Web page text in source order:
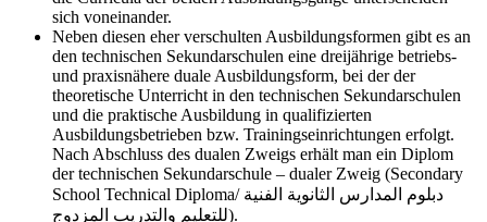
sich voneinander.
Neben diesen eher verschulten Ausbildungsformen gibt es an
den technischen Sekundarschulen eine dreijährige betriebs-
und praxisnähere duale Ausbildungsform, bei der der
theoretische Unterricht in den technischen Sekundarschulen
und die praktische Ausbildung in qualifizierten
Ausbildungsbetrieben bzw. Trainingseinrichtungen erfolgt.
Nach Abschluss des dualen Zweigs erhält man ein Diplom
der technischen Sekundarschule – dualer Zweig (Secondary
School Technical Diploma/ دبلوم المدارس الثانوية الفنية
للتعليم والتدريب المزدوج).